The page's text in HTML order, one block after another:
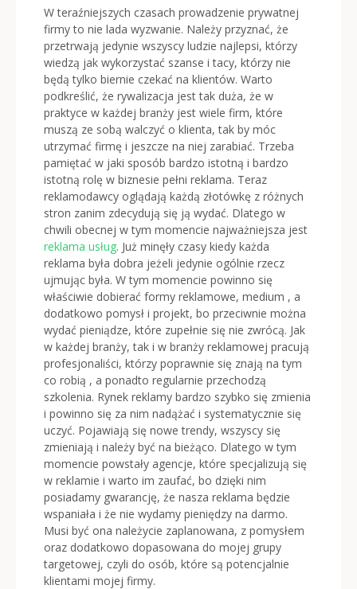
W teraźniejszych czasach prowadzenie prywatnej
firmy to nie lada wyzwanie. Należy przyznać, że
przetrwają jedynie wszyscy ludzie najlepsi, którzy
wiedzą jak wykorzystać szanse i tacy, którzy nie
będą tylko biernie czekać na klientów. Warto
podkreślić, że rywalizacja jest tak duża, że w
praktyce w każdej branży jest wiele firm, które
muszą ze sobą walczyć o klienta, tak by móc
utrzymać firmę i jeszcze na niej zarabiać. Trzeba
pamiętać w jaki sposób bardzo istotną i bardzo
istotną rolę w biznesie pełni reklama. Teraz
reklamodawcy oglądają każdą złotówkę z różnych
stron zanim zdecydują się ją wydać. Dlatego w
chwili obecnej w tym momencie najważniejsza jest
reklama usług. Już minęły czasy kiedy każda
reklama była dobra jeżeli jedynie ogólnie rzecz
ujmując była. W tym momencie powinno się
właściwie dobierać formy reklamowe, medium , a
dodatkowo pomysł i projekt, bo przeciwnie można
wydać pieniądze, które zupełnie się nie zwrócą. Jak
w każdej branży, tak i w branży reklamowej pracują
profesjonaliści, którzy poprawnie się znają na tym
co robią , a ponadto regularnie przechodzą
szkolenia. Rynek reklamy bardzo szybko się zmienia
i powinno się za nim nadążać i systematycznie się
uczyć. Pojawiają się nowe trendy, wszyscy się
zmieniają i należy być na bieżąco. Dlatego w tym
momencie powstały agencje, które specjalizują się
w reklamie i warto im zaufać, bo dzięki nim
posiadamy gwarancję, że nasza reklama będzie
wspaniała i że nie wydamy pieniędzy na darmo.
Musi być ona należycie zaplanowana, z pomysłem
oraz dodatkowo dopasowana do mojej grupy
targetowej, czyli do osób, które są potencjalnie
klientami mojej firmy.